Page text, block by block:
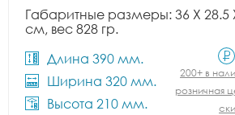
Габаритные размеры: 36 X 28.5
см, вес 828 гр.
Длина 390 мм.
Ширина 320 мм.
Высота 210 мм.
200+ в
розничная